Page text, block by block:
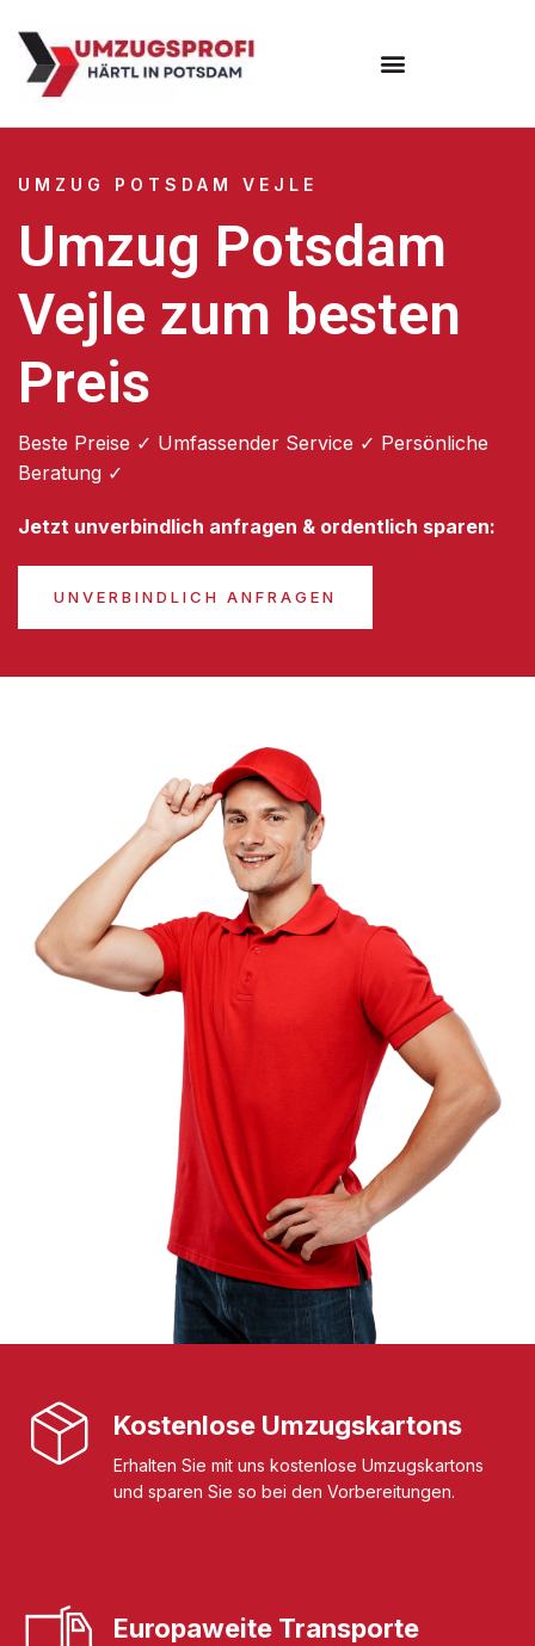
UMZUG POTSDAM VEJLE
Umzug Potsdam
Vejle zum besten
Preis
Beste Preise ✓ Umfassender Service ✓ Persönliche
Beratung ✓
Jetzt unverbindlich anfragen & ordentlich sparen:
UNVERBINDLICH ANFRAGEN
Kostenlose Umzugskartons
Erhalten Sie mit uns kostenlose Umzugskartons
und sparen Sie so bei den Vorbereitungen.
Europaweite Transporte